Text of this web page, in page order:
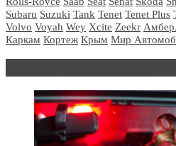
Subaru Suzuki Tank Tenet Tenet Plus
Volvo Voyah Wey Xcite Zeekr
Каркам Кортеж Крым Мир